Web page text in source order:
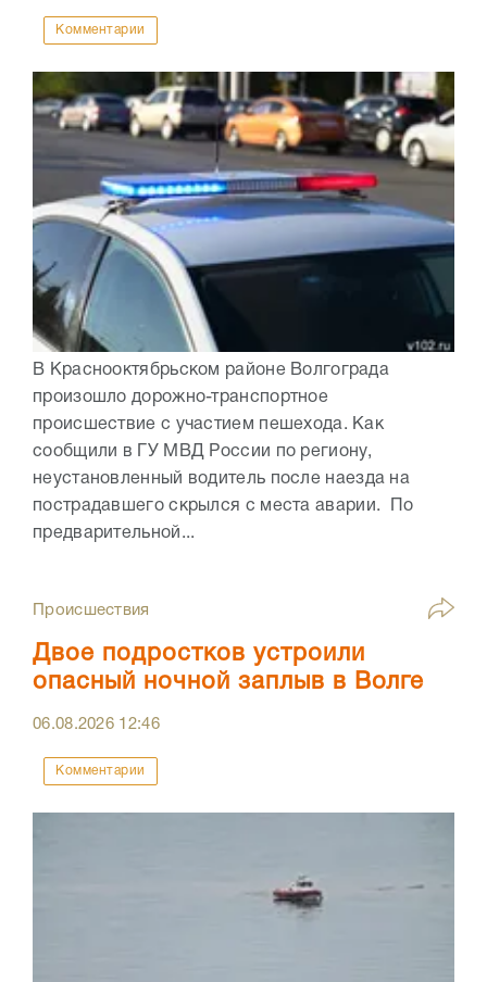
Комментарии
В Краснооктябрьском районе Волгограда
произошло дорожно-транспортное
происшествие с участием пешехода. Как
сообщили в ГУ МВД России по региону,
неустановленный водитель после наезда на
пострадавшего скрылся с места аварии. По
предварительной...
Происшествия
Двое подростков устроили
опасный ночной заплыв в Волге
06.08.2026 12:46
Комментарии